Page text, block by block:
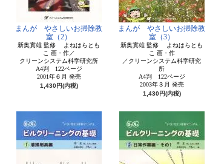
まんが やさしいお掃除教
室（2）
新奥實雄 監修 よねはらとも
こ 画・作／
クリーンシステム科学研究所
A4判 122ページ
2001年６月 発売
1,430円(内税)
まんが やさしいお掃除教
室（3）
新奥實雄 監修 よねはらとも
こ 画・作
／クリーンシステム科学研究
所
A4判 122ページ
2003年３月 発売
1,430円(内税)